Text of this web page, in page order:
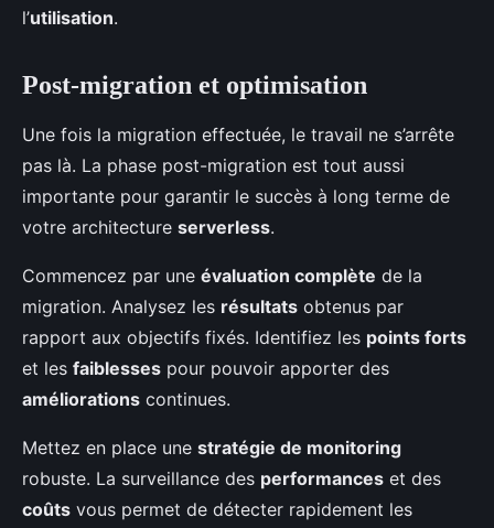
l’utilisation.
Post-migration et optimisation
Une fois la migration effectuée, le travail ne s’arrête
pas là. La phase post-migration est tout aussi
importante pour garantir le succès à long terme de
votre architecture serverless.
Commencez par une évaluation complète de la
migration. Analysez les résultats obtenus par
rapport aux objectifs fixés. Identifiez les points forts
et les faiblesses pour pouvoir apporter des
améliorations continues.
Mettez en place une stratégie de monitoring
robuste. La surveillance des performances et des
coûts vous permet de détecter rapidement les